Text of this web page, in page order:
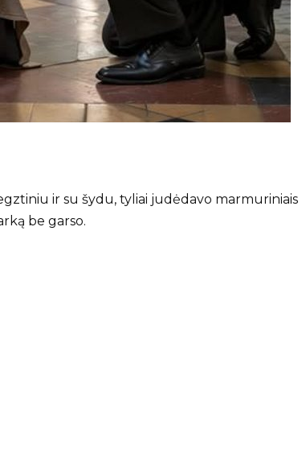
ir su šydu, tyliai judėdavo marmuriniais
be garso.